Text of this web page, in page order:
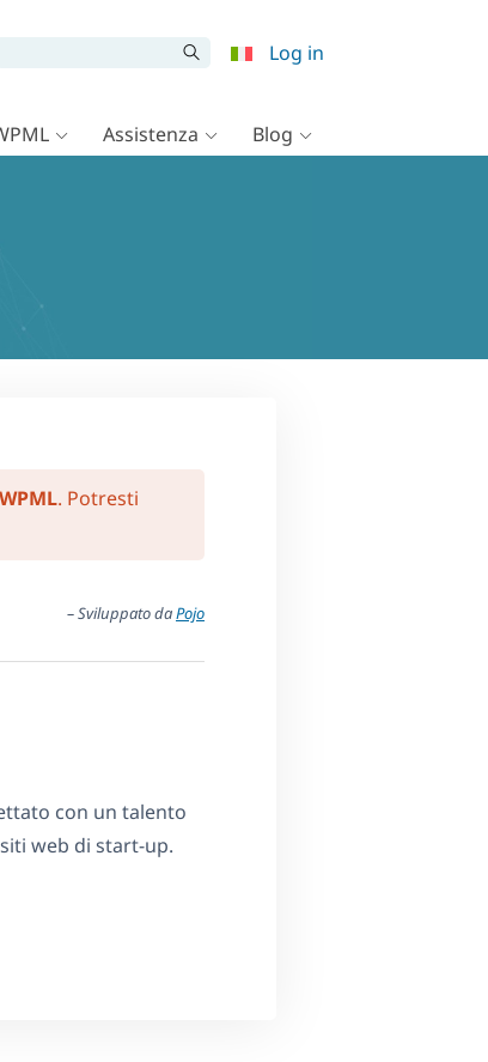
Log in
Assistenza Blog
. Potresti
– Sviluppato daPojo
con un talento
web di start-up.